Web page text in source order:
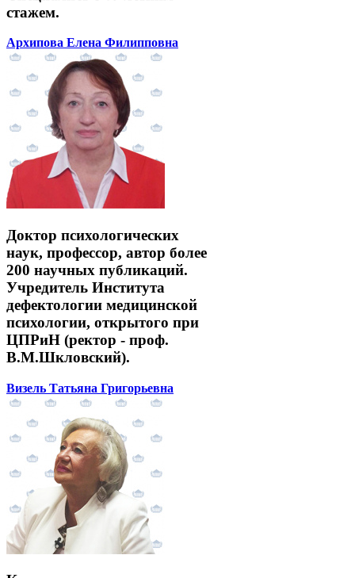
стажем.
Архипова Елена Филипповна
Доктор психологических
наук, профессор, автор более
200 научных публикаций.
Учредитель Института
дефектологии медицинской
психологии, открытого при
ЦПРиН (ректор - проф.
В.М.Шкловский).
Визель Татьяна Григорьевна